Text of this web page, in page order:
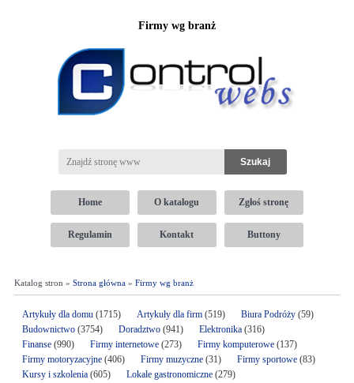
Firmy wg branż
Home O katalogu Zgłoś stronę
Regulamin Kontakt Buttony
Katalog stron » Strona główna» Firmy wg branż
Artykuły dla domu(1715) Artykuły dla firm(519) Biura Podróży(59)
Budownictwo(3754) Doradztwo(941) Elektronika (316)
Finanse(990) Firmy internetowe (273) Firmy komputerowe(137)
Firmy motoryzacyjne(406) Firmy muzyczne(31) Firmy sportowe(83)
Kursy i szkolenia(605) Lokale gastronomiczne(279)